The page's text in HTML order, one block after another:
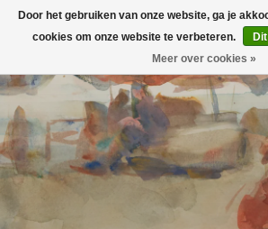
Door het gebruiken van onze website, ga je
cookies om onze website te verbeteren.
Meer over cookies »